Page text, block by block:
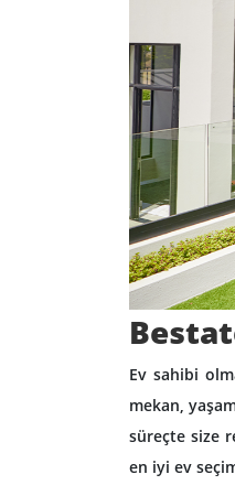
Ev sahibi
mekan,
süreçte size
en iyi ev